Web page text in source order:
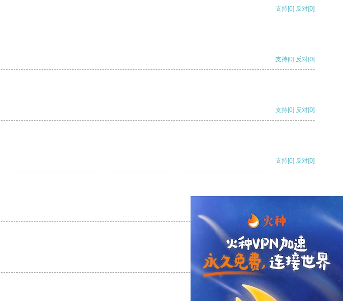
支持[0] 反对[0]
支持[0] 反对[0]
支持[0] 反对[0]
支持[0] 反对[0]
支持 [0] 反对[0]